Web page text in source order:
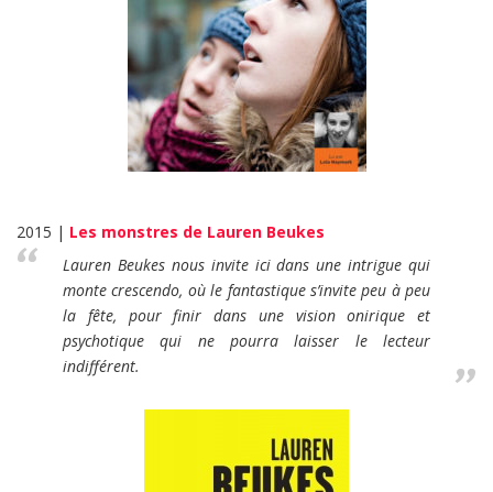
2015 | Les monstres de Lauren Beukes
Lauren Beukes nous invite ici dans une intrigue qui
monte crescendo, où le fantastique s’invite peu à peu
la fête, pour finir dans une vision onirique et
psychotique qui ne pourra laisser le lecteur
indifférent.